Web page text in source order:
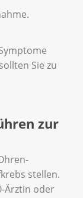
Sie zu
zur
stellen.
Ärztin oder